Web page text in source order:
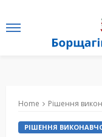
Home Рішення
РІШЕННЯ